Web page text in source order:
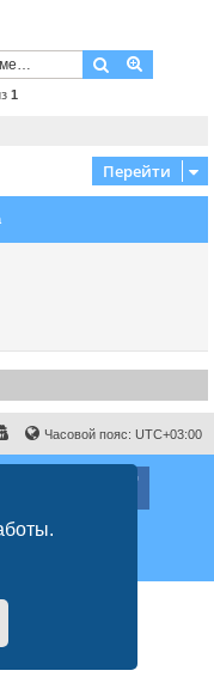
Поиск
1
Перейти
Часовой пояс: UTC+03:00